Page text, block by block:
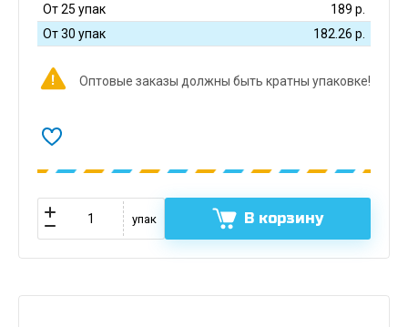
От 25 упак
189 р.
От 30 упак
182.26 р.
Оптовые заказы должны быть кратны упаковке!
упак В корзину